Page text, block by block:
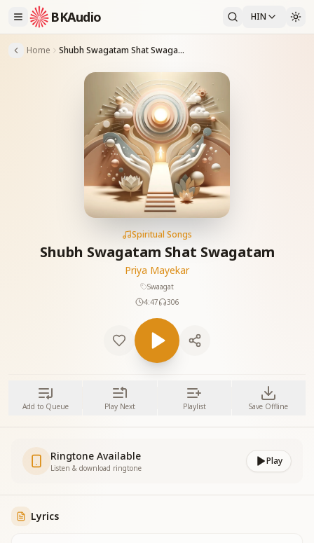
BKAudio HIN
Home Shubh Swagatam Shat Swagatam
Spiritual Songs
Shubh Swagatam Shat Swagatam
Priya Mayekar
Swaagat
4:47
306
Add to Queue Play Next Playlist Save Offline
Ringtone Available
Listen & download ringtone
Play
Lyrics